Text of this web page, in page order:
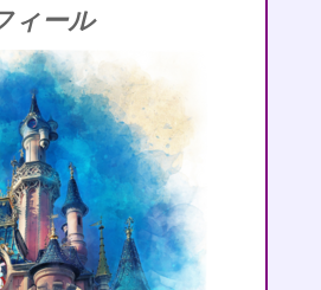
ィール